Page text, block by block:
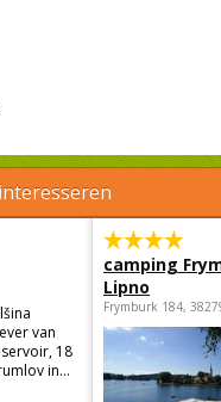
van
18
in...
camping
Lipno
Frymburk 184,